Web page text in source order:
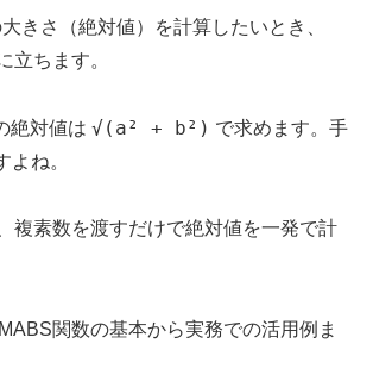
きさ（絶対値）を計算したいとき、
立ちます。
絶対値は √(a² + b²) で求めます。手
よね。
複素数を渡すだけで絶対値を一発で計
関数の基本から実務での活用例ま